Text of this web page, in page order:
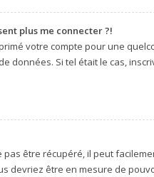
plus me connecter ?!
votre compte pour une
données. Si tel était le cas,
être récupéré, il peut
devriez être en mesure de